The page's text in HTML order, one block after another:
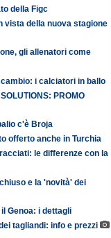
della Figc
vista della nuova stagione
gli allenatori come
i calciatori in ballo
PROMO
c'è Broja
offerto anche in Turchia
le differenze con la
e la 'novità' dei
Genoa: i dettagli
tagliandi: info e prezzi